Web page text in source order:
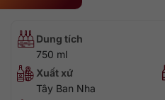
Dung tích
750 ml
Xuất xứ
Tây Ban Nha